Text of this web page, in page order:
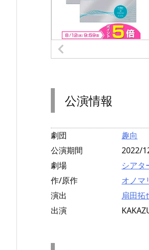
公演情報
劇団
趣向
公演期間
2022/
劇場
シアタ
作/原作
オノマ
演出
扇田拓
出演